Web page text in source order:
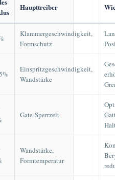
Haupttreiber
Klammergeschwindigkeit,
Formschutz
Einspritzgeschwindigkeit,
Wandstärke
Gate-Sperrzeit
Wandstärke,
Formtemperatur